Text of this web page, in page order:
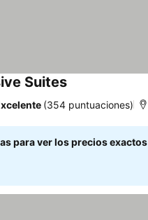
Suites
(354 puntuaciones)
para ver los precios exactos